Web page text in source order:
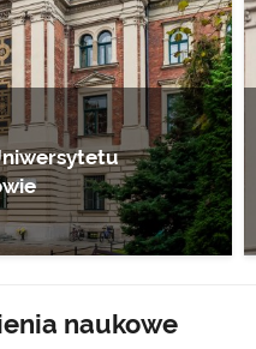
naukowe